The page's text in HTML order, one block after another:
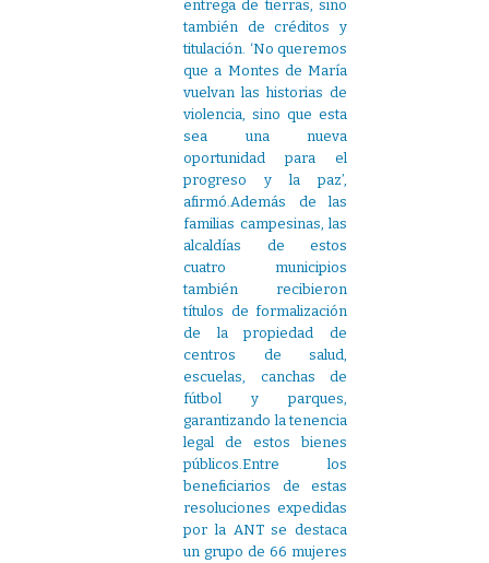
entrega de tierras, sino
también de créditos y
titulación. ‘No queremos
que a Montes de María
vuelvan las historias de
violencia, sino que esta
sea una nueva
oportunidad para el
progreso y la paz’,
afirmó.Además de las
familias campesinas, las
alcaldías de estos
cuatro municipios
también recibieron
títulos de formalización
de la propiedad de
centros de salud,
escuelas, canchas de
fútbol y parques,
garantizando la tenencia
legal de estos bienes
públicos.Entre los
beneficiarios de estas
resoluciones expedidas
por la ANT se destaca
un grupo de 66 mujeres